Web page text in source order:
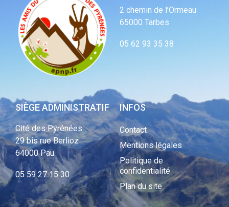
2 chemin de l’Ormeau
65000 Tarbes
05 62 93 35 38
SIÈGE ADMINISTRATIF
Cité des Pyrénées
29 bis rue Berlioz
64000 Pau
05 59 27 15 30
INFOS
Contact
Mentions légales
Politique de
confidentialité
Plan du site